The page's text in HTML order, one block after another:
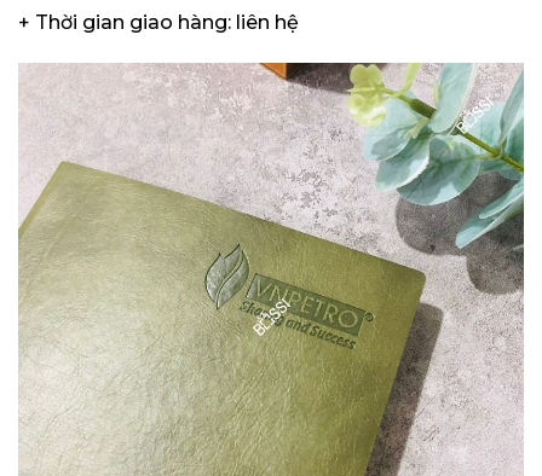
+ Thời gian giao hàng: liên hệ